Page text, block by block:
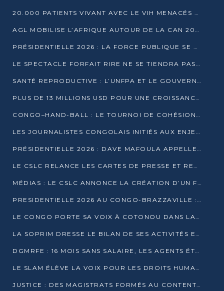
20.000 PATIENTS VIVANT AVEC LE VIH MENACÉS D’ARRÊT DE TRAITEMENT
AGL MOBILISE L’AFRIQUE AUTOUR DE LA CAN 2025
PRÉSIDENTIELLE 2026 : LA FORCE PUBLIQUE SE PRÉPARE À SÉCURISER LE SCRUTIN
LE SPECTACLE FORFAIT RIRE NE SE TIENDRA PAS LE 1ER JANVIER
SANTÉ REPRODUCTIVE : L’UNFPA ET LE GOUVERNEMENT AFFINENT LES PRIORITÉS DE 2026
PLUS DE 13 MILLIONS USD POUR UNE CROISSANCE VERTE ET SOUVERAINE
CONGO–HAND-BALL : LE TOURNOI DE COHÉSION ET DE FRATERNITÉ ALLUME SES LAMPIONS À BRAZZAVILLE
LES JOURNALISTES CONGOLAIS INITIÉS AUX ENJEUX DE L’ÉCONOMIE BLEUE
PRÉSIDENTIELLE 2026 : DAVE MAFOULA APPELLE LES CONGOLAIS À UN « NOUVEAU DÉPART »
LE CSLC RELANCE LES CARTES DE PRESSE ET RECONNAÎT OFFICIELLEMENT LES MÉDIAS EN LIGNE
MÉDIAS : LE CSLC ANNONCE LA CRÉATION D’UN FONDS D’APPUI À LA PRESSE
PRESIDENTIELLE 2026 AU CONGO-BRAZZAVILLE : UN CASTING ÉLARGI
LE CONGO PORTE SA VOIX À COTONOU DANS LA LUTTE CONTRE LA TUBERCULOSE
LA SOPRIM DRESSE LE BILAN DE SES ACTIVITÉS ET FIXE DE NOUVELLES PRIORITÉS
DGMRFE : 16 MOIS SANS SALAIRE, LES AGENTS ÉTOUFFENT DANS LE SILENCE
LE SLAM ÉLÈVE LA VOIX POUR LES DROITS HUMAINS À BRAZZAVILLE
JUSTICE : DES MAGISTRATS FORMÉS AU CONTENTIEUX DE LA PROPRIÉTÉ INTELLECTUELLE